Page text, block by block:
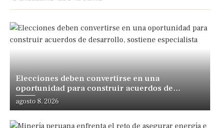
Elecciones deben convertirse en una
oportunidad para construir acuerdos de
desarrollo, sostiene especialista
agosto 8, 2026